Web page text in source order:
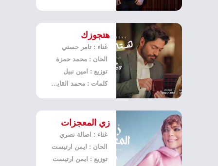
هتجوزك
غناء : تامر حسني
الحان : محمد حمزة
توزيع : امين نبيل
كلمات : محمد القاياتي
زي المعجزات
غناء : اصالة نصري
الحان : ايمن ارتيست
توزيع : ايمن ارتيست